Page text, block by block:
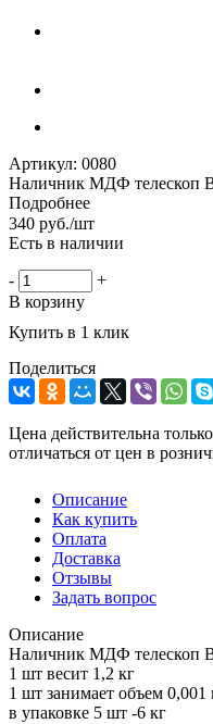
Артикул: 0080
Наличник МДФ телескоп
Подробнее
340 руб./шт
Есть в наличии
-
+
В корзину
Купить в 1 клик
Поделиться
Цена действительна
отличаться от цен в
Описание
Как купить
Оплата
Доставка
Отзывы
Задать вопрос
Описание
Наличник МДФ телескоп
1 шт весит 1,2 кг
1 шт занимает объем 0,001
в упаковке 5 шт -6 кг